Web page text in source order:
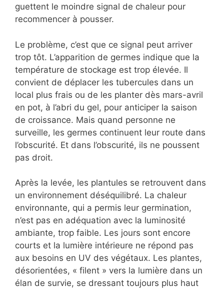
guettent le moindre signal de chaleur pour
recommencer à pousser.
Le problème, c’est que ce signal peut arriver
trop tôt. L’apparition de germes indique que la
température de stockage est trop élevée. Il
convient de déplacer les tubercules dans un
local plus frais ou de les planter dès mars-avril
en pot, à l’abri du gel, pour anticiper la saison
de croissance. Mais quand personne ne
surveille, les germes continuent leur route dans
l’obscurité. Et dans l’obscurité, ils ne poussent
pas droit.
Après la levée, les plantules se retrouvent dans
un environnement déséquilibré. La chaleur
environnante, qui a permis leur germination,
n’est pas en adéquation avec la luminosité
ambiante, trop faible. Les jours sont encore
courts et la lumière intérieure ne répond pas
aux besoins en UV des végétaux. Les plantes,
désorientées, « filent » vers la lumière dans un
élan de survie, se dressant toujours plus haut